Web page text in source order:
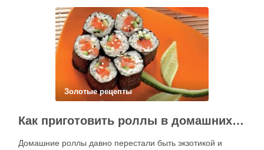
Золотые рецепты
Как приготовить роллы в домашних условиях?
Домашние роллы давно перестали быть экзотикой и